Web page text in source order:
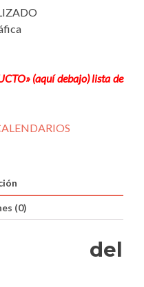
(aquí debajo) lista de
(0)
del